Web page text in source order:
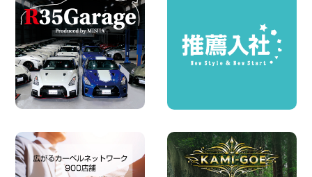
2026年08月05日
※※超格安日額5,800円※※荷物運びに最適
の軽バンのレンタカー!! 出雲ドーム前店
島根県 出雲ドーム前店